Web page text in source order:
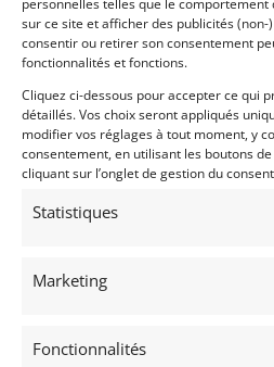
personnelles telles que le comportement
sur ce site et afficher des publicités (non-
consentir ou retirer son consentement
fonctionnalités et fonctions.
Cliquez ci-dessous pour accepter ce qui
détaillés. Vos choix seront appliqués
modifier vos réglages à tout moment, y
consentement, en utilisant les boutons
cliquant sur l’onglet de gestion du
Statistiques
Marketing
Fonctionnalités
MONACO (FRANCE)
2 avril 2019
Vends l'une des 250 Mini Moke de
état proche du neuf. 7650 Km !